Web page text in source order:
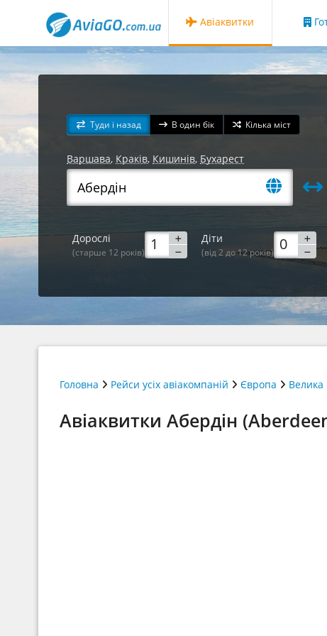
Авіаквитки
Туди і назад В один бік Кілька міст
Варшава, Краків, Кишинів, Бухарест
Дорослі
(старше 12 років)
Діти
(від 2 до 12 років)
Головна Рейси усіх авіакомпаній Європа Велика
Авіаквитки Абердін